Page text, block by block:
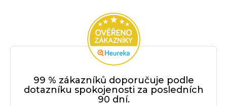
99 % zákazníků doporučuje podle
dotazníku spokojenosti za posledních
90 dní.